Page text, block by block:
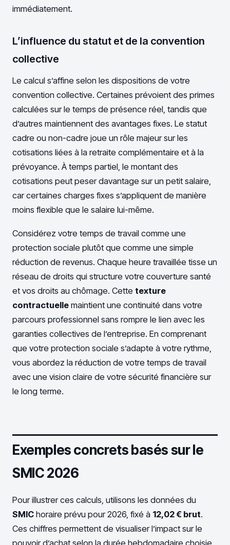
immédiatement.
L’influence du statut et de la convention
collective
Le calcul s’affine selon les dispositions de votre
convention collective. Certaines prévoient des primes
calculées sur le temps de présence réel, tandis que
d’autres maintiennent des avantages fixes. Le statut
cadre ou non-cadre joue un rôle majeur sur les
cotisations liées à la retraite complémentaire et à la
prévoyance. À temps partiel, le montant des
cotisations peut peser davantage sur un petit salaire,
car certaines charges fixes s’appliquent de manière
moins flexible que le salaire lui-même.
Considérez votre temps de travail comme une
protection sociale plutôt que comme une simple
réduction de revenus. Chaque heure travaillée tisse un
réseau de droits qui structure votre couverture santé
et vos droits au chômage. Cette texture
contractuelle maintient une continuité dans votre
parcours professionnel sans rompre le lien avec les
garanties collectives de l’entreprise. En comprenant
que votre protection sociale s’adapte à votre rythme,
vous abordez la réduction de votre temps de travail
avec une vision claire de votre sécurité financière sur
le long terme.
Exemples concrets basés sur le
SMIC 2026
Pour illustrer ces calculs, utilisons les données du
SMIC horaire prévu pour 2026, fixé à 12,02 € brut.
Ces chiffres permettent de visualiser l’impact sur le
pouvoir d’achat selon la durée hebdomadaire choisie.